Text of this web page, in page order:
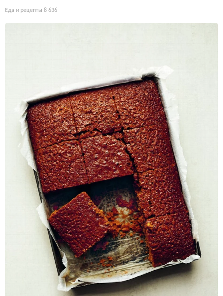
Еда и рецепты 8 636